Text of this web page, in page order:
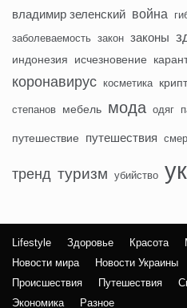
владимир зеленский война
заболеваемость закон законы
индонезия исчезновение
коронавирус косметика
степанов мебель мода одяг
путешествие путешествия
тренд туризм убийство
Lifestyle Здоровье Красота
Новости мира
Новости Украины
Происшествия
Путешествия
Экономика
Разное